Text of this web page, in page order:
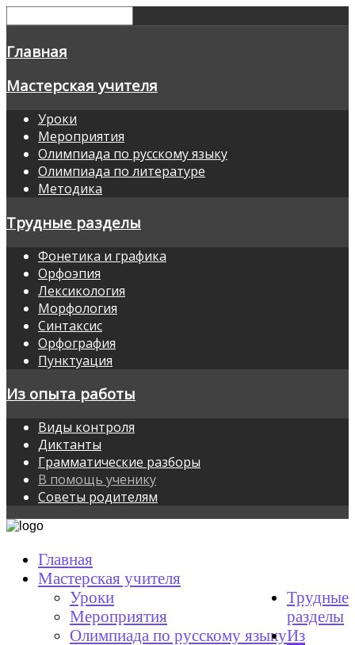
Главная
Мастерская учителя
Уроки
Мероприятия
Олимпиада по русскому языку
Олимпиада по литературе
Методика
Трудные разделы
Фонетика и графика
Орфоэпия
Лексикология
Морфология
Синтаксис
Орфография
Пунктуация
Из опыта работы
Виды контроля
Диктанты
Грамматические разборы
В помощь ученику
Советы родителям
Главная
Мастерская учителя
Уроки
Мероприятия
Олимпиада по русскому языку
Трудные
разделы
Из